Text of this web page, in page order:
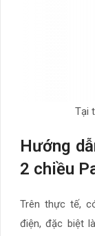
Tại
Hướng
2 chiều
Trên thực tế,
điện, đặc biệt